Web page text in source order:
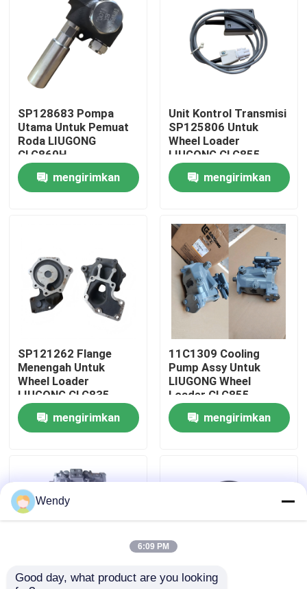
Rumah
Video
Tur Pabrik
Kontrol kualitas
Berita
Blog
SP128683 Pompa
Utama Untuk Pemuat
Roda LIUGONG
CLG860H、
CLG862H、
CLG862N、
CLG870H、CLG888、
mengirimkan
Unit Kontrol Transmisi
SP125806 Untuk
Wheel Loader
LIUGONG CLG855、
CLG856、CLG850H、
ZL50CN、ZL50CNX、
CLG860H、
CLG862N、
CLG870H、CLG888、
CLG890H
mengirimkan
SP121262 Flange
Menengah Untuk
Wheel Loader
LIUGONG CLG835、
CLG835H、CLG836、
CLG836H、ZL30E、
CLG855、CLG862H、
mengirimkan
11C1309 Cooling
Pump Assy Untuk
LIUGONG Wheel
Loader CLG855、
CLG855N、
CLG855H、CLG856、
CLG850H、CLG860H
mengirimkan
Wendy
6:09 PM
Good day, what product are you looking